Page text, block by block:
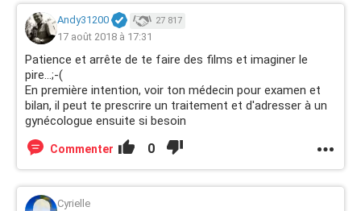
Andy31200 27 817
17 août 2018 à 17:31
Patience et arrête de te faire des films et imaginer le
pire...;-(
En première intention, voir ton médecin pour examen et
bilan, il peut te prescrire un traitement et d'adresser à un
gynécologue ensuite si besoin
Commenter 0
Cyrielle